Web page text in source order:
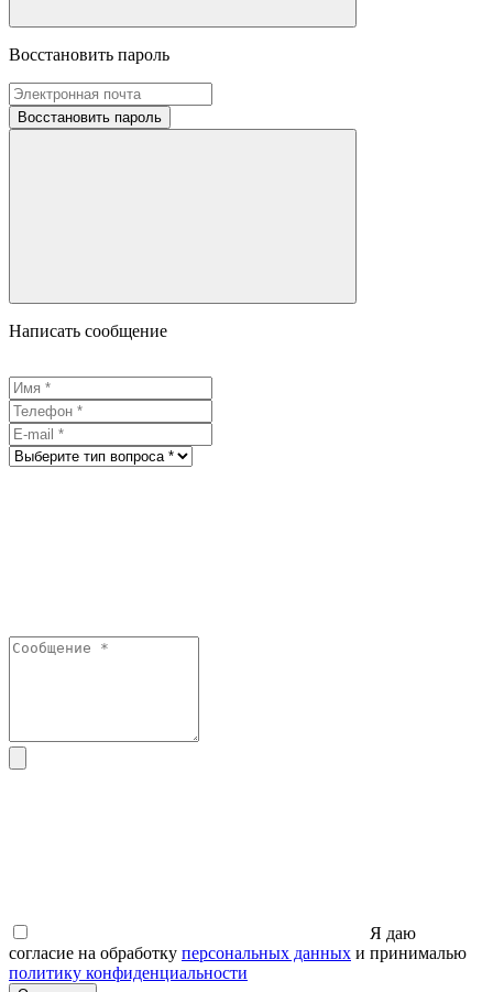
Восстановить пароль
Восстановить пароль
Написать сообщение
Я даю
согласие на обработку персональных данных и принималью
политику конфиденциальности